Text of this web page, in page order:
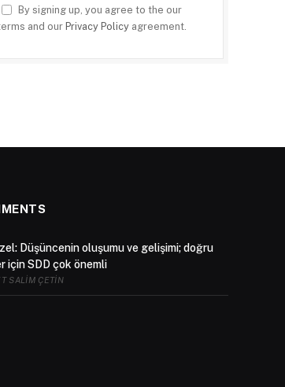
By signing up, you agree to the our
and our Privacy Policy agreement.
Düşüncenin oluşumu ve gelişimi; doğru
için SDD çok önemli
SALIM ÇETIN